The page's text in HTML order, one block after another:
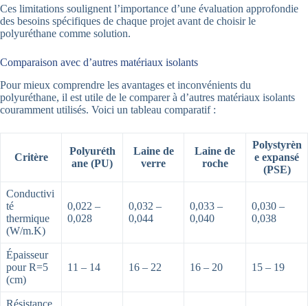
Ces limitations soulignent l’importance d’une évaluation approfondie
des besoins spécifiques de chaque projet avant de choisir le
polyuréthane comme solution.
Comparaison avec d’autres matériaux isolants
Pour mieux comprendre les avantages et inconvénients du
polyuréthane, il est utile de le comparer à d’autres matériaux isolants
couramment utilisés. Voici un tableau comparatif :
Critère
Polyuréth
ane (PU)
Laine de
verre
Laine de
roche
Polystyrèn
e expansé
(PSE)
Conductivi
té
thermique
(W/m.K)
0,022 –
0,028
0,032 –
0,044
0,033 –
0,040
0,030 –
0,038
Épaisseur
pour R=5
(cm)
11 – 14 16 – 22 16 – 20 15 – 19